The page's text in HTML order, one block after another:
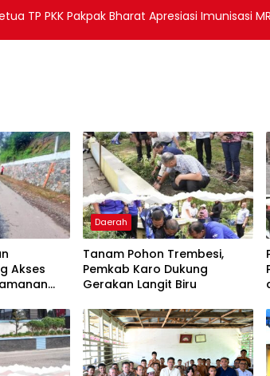
TP PKK Pakpak Bharat Apresiasi Imunisasi MR
Akses
Daerah
Tanam Pohon Trembesi,
Pemkab Karo Dukung
Gerakan Langit Biru